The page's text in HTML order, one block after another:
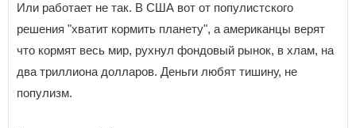
Или работает не так. В США вот от популистского
решения "хватит кормить планету", а американцы верят
что кормят весь мир, рухнул фондовый рынок, в хлам, на
два триллиона долларов. Деньги любят тишину, не
популизм.